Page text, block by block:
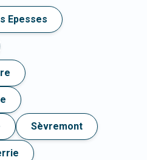
Epesses
Sèvremont